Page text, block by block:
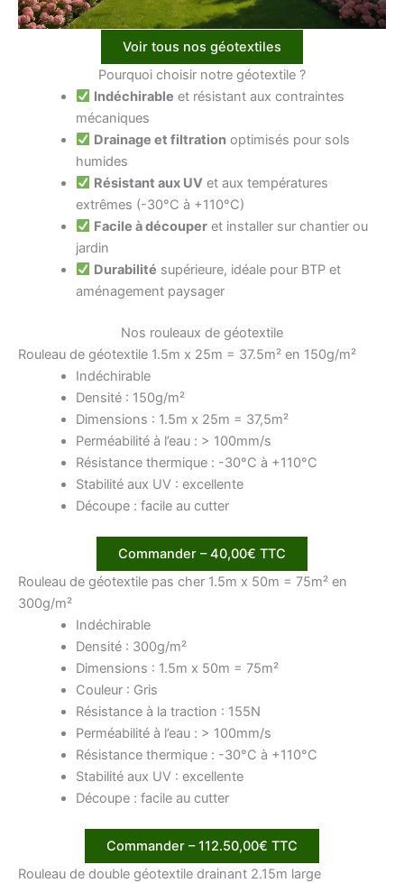
Voir tous nos géotextiles
Pourquoi choisir notre géotextile ?
Indéchirable et résistant aux contraintes
mécaniques
Drainage et filtration optimisés pour sols
humides
Résistant aux UV et aux températures
extrêmes (-30°C à +110°C)
Facile à découper et installer sur chantier ou
jardin
Durabilité supérieure, idéale pour BTP et
aménagement paysager
Nos rouleaux de géotextile
Rouleau de géotextile 1.5m x 25m = 37.5m² en 150g/m²
Indéchirable
Densité : 150g/m²
Dimensions : 1.5m x 25m = 37,5m²
Perméabilité à l’eau : > 100mm/s
Résistance thermique : -30°C à +110°C
Stabilité aux UV : excellente
Découpe : facile au cutter
Commander – 40,00€ TTC
Rouleau de géotextile pas cher 1.5m x 50m = 75m² en
300g/m²
Indéchirable
Densité : 300g/m²
Dimensions : 1.5m x 50m = 75m²
Couleur : Gris
Résistance à la traction : 155N
Perméabilité à l’eau : > 100mm/s
Résistance thermique : -30°C à +110°C
Stabilité aux UV : excellente
Découpe : facile au cutter
Commander – 112.50,00€ TTC
Rouleau de double géotextile drainant 2.15m large